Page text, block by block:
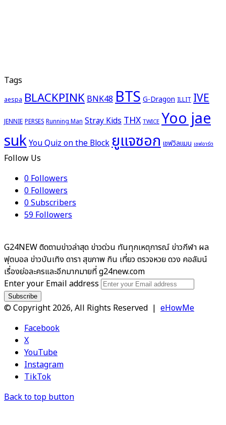
Tags
aespa BLACKPINKBNK48BTSG-Dragon ILLIT IVE
JENNIE PERSES Running Man Stray KidsTHX TWICE Yoo jae
sukYou Quiz on the Blockยูแจซอก เชฟวิลแมน เชฟอาร์ต
Follow Us
0Followers
0Followers
0Subscribers
59Followers
G24NEW ติดตามข่าวล่าสุด ข่าวด่วน ทันทุกเหตุการณ์ ข่าวกีฬา ผล
ฟุตบอล ข่าวบันเทิง ดารา สุขภาพ กิน เที่ยว ตรวจหวย ดวง คอลัมน์
เรื่องย่อละครและอีกมากมายที่ g24new.com
Enter your Email address
© Copyright 2026, All Rights Reserved | eHowMe
Facebook
X
YouTube
Instagram
TikTok
Back to top button